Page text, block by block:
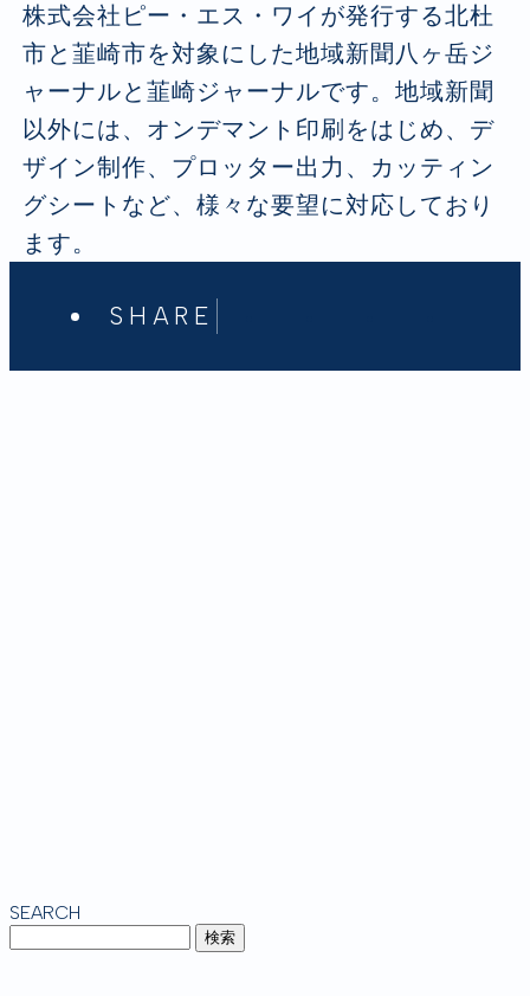
株式会社ピー・エス・ワイが発行する北杜
市と韮崎市を対象にした地域新聞八ヶ岳ジ
ャーナルと韮崎ジャーナルです。地域新聞
以外には、オンデマント印刷をはじめ、デ
ザイン制作、プロッター出力、カッティン
グシートなど、様々な要望に対応しており
ます。
SHARE
SEARCH